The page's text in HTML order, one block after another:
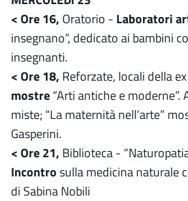
< Ore 16, Oratorio - Laboratori
insegnano”, dedicato ai bambini
insegnanti.
< Ore 18, Reforzate, locali della
mostre“Arti antiche e moderne”.
miste; “La maternità nell’arte”
Gasperini.
< Ore 21, Biblioteca -
Incontrosulla medicina naturale
di Sabina Nobili